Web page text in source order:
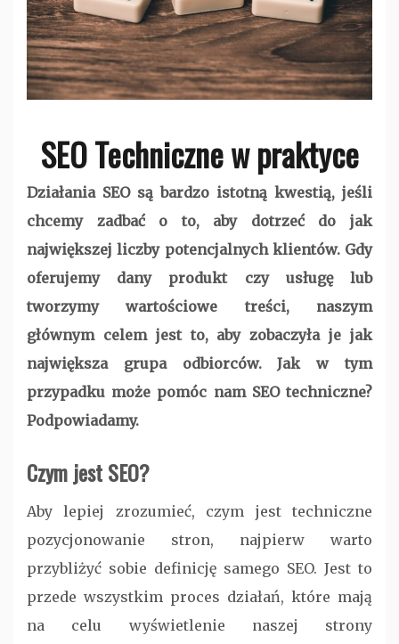
SEO Techniczne w praktyce
Działania SEO są bardzo istotną kwestią, jeśli
chcemy zadbać o to, aby dotrzeć do jak
największej liczby potencjalnych klientów. Gdy
oferujemy dany produkt czy usługę lub
tworzymy wartościowe treści, naszym
głównym celem jest to, aby zobaczyła je jak
największa grupa odbiorców. Jak w tym
przypadku może pomóc nam SEO techniczne?
Podpowiadamy.
Czym jest SEO?
Aby lepiej zrozumieć, czym jest techniczne
pozycjonowanie stron, najpierw warto
przybliżyć sobie definicję samego SEO. Jest to
przede wszystkim proces działań, które mają
na celu wyświetlenie naszej strony